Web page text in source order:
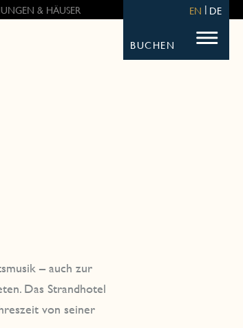
& HÄUSER
BUCHEN
EN DE
– auch zur
Das Strandhotel
von seiner